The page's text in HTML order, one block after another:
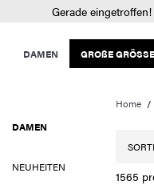
Gerade
DAMEN GROßE
DAMEN
NEUHEITEN
Home
1565